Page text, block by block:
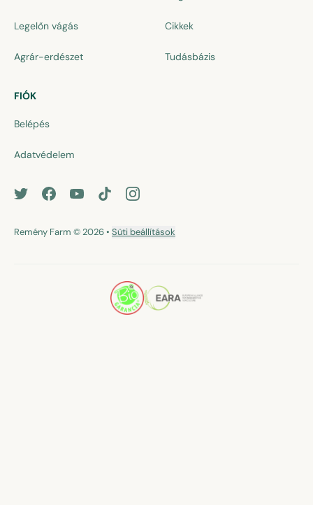
Legelőn vágás
Agrár-erdészet
Cikkek
Tudásbázis
FIÓK
Belépés
Adatvédelem
Remény Farm © 2026• Süti beállítások